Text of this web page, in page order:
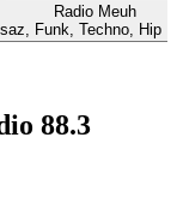
Radio Meuh
Funk, Techno, Hip
88.3